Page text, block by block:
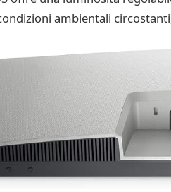
ambientali